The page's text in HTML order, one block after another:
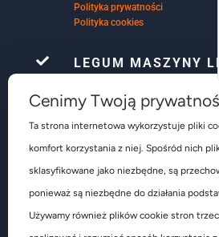
Polityka prywatności
Polityka cookies
 LEGUM MASZYNY
kompleksowym wyposażeniem
samochodowych głównie w
głównie urządzenia do obsługi
dostawczych ciężarowych
Cenimy Twoją
Ta strona internetowa wykorzystuje pliki
komfort korzystania z niej. Spośród nich
sklasyfikowane jako niezbędne, są
ponieważ są niezbędne do działania
Używamy również plików cookie stron